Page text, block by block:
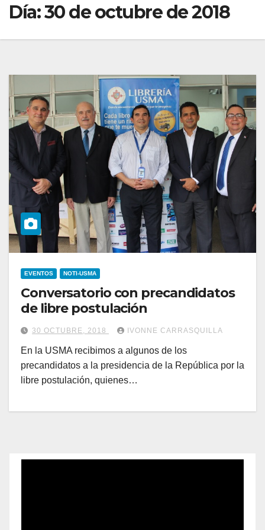
Día:30 de octubre de 2018
EVENTOS NOTI-USMA
Conversatorio con precandidatos
de libre postulación
30 OCTUBRE, 2018 IVONNE CARRASQUILLA
En la USMA recibimos a algunos de los
precandidatos a la presidencia de la República por la
libre postulación, quienes…